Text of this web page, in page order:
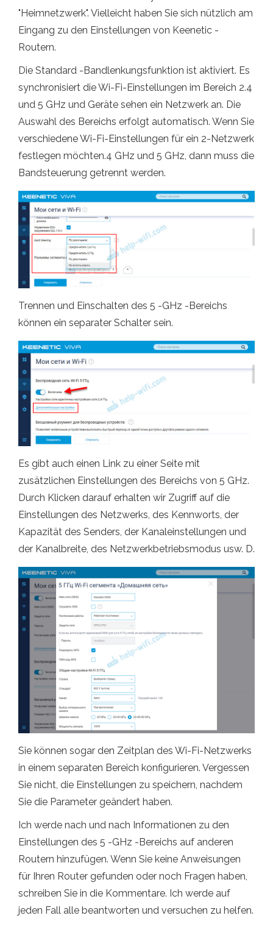
"Heimnetzwerk". Vielleicht haben Sie sich nützlich am
Eingang zu den Einstellungen von Keenetic -
Routern.
Die Standard -Bandlenkungsfunktion ist aktiviert. Es
synchronisiert die Wi-Fi-Einstellungen im Bereich 2.4
und 5 GHz und Geräte sehen ein Netzwerk an. Die
Auswahl des Bereichs erfolgt automatisch. Wenn Sie
verschiedene Wi-Fi-Einstellungen für ein 2-Netzwerk
festlegen möchten.4 GHz und 5 GHz, dann muss die
Bandsteuerung getrennt werden.
Trennen und Einschalten des 5 -GHz -Bereichs
können ein separater Schalter sein.
Es gibt auch einen Link zu einer Seite mit
zusätzlichen Einstellungen des Bereichs von 5 GHz.
Durch Klicken darauf erhalten wir Zugriff auf die
Einstellungen des Netzwerks, des Kennworts, der
Kapazität des Senders, der Kanaleinstellungen und
der Kanalbreite, des Netzwerkbetriebsmodus usw. D.
Sie können sogar den Zeitplan des Wi-Fi-Netzwerks
in einem separaten Bereich konfigurieren. Vergessen
Sie nicht, die Einstellungen zu speichern, nachdem
Sie die Parameter geändert haben.
Ich werde nach und nach Informationen zu den
Einstellungen des 5 -GHz -Bereichs auf anderen
Routern hinzufügen. Wenn Sie keine Anweisungen
für Ihren Router gefunden oder noch Fragen haben,
schreiben Sie in die Kommentare. Ich werde auf
jeden Fall alle beantworten und versuchen zu helfen.